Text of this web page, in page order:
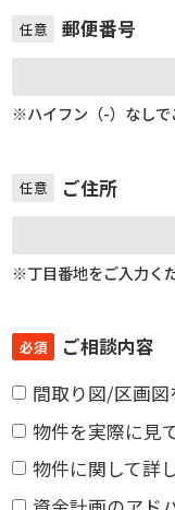
任意 郵便番号
※ハイフン（-）なしで
任意 ご住所
※丁目番地をご入力く
必須
ご相談内容
間取り図/区画
物件を実際に見
物件に関して詳